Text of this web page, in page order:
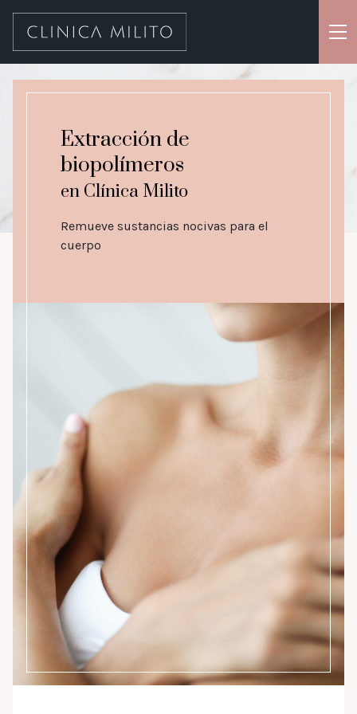
Cirugías
Tratamientos
Productos
Nosotros
Extracción de
biopolímeros
en Clínica Milito
Remueve sustancias nocivas para el
cuerpo